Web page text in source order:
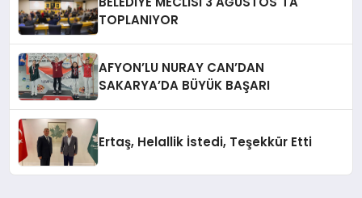
TOPLANIYOR
AFYON’LU NURAY CAN’DAN
SAKARYA’DA BÜYÜK BAŞARI
Ertaş, Helallik İstedi, Teşekkür Etti